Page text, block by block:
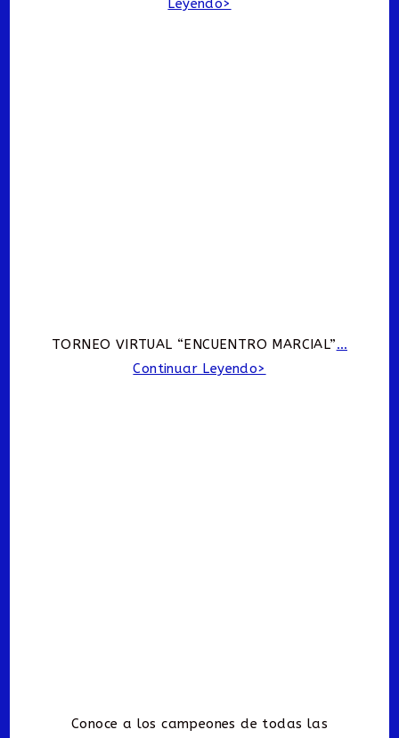
TORNEO VIRTUAL “ENCUENTRO MARCIAL”…
Continuar Leyendo>
Conoce a los campeones de todas las